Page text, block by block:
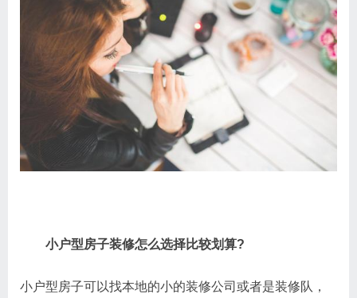
小户型房子装修怎么选择比较划算?
小户型房子可以找本地的小的装修公司或者是装修队，